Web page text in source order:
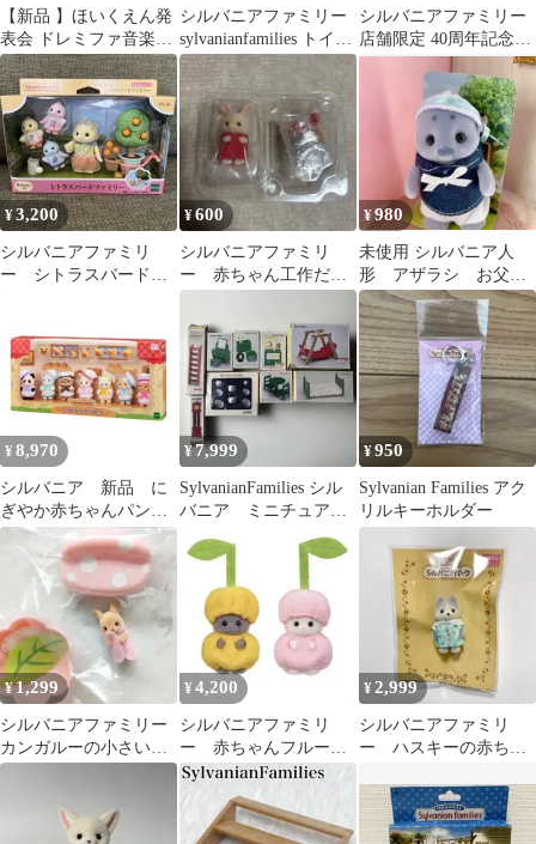
【新品 】ほいくえん発
表会 ドレミファ音楽
隊 メイプルネコの赤
ちゃん
シルバニアファミリー
sylvanianfamilies トイプ
ードル 赤ちゃん
シルバニアファミリー
店舗限定 40周年記念商
品 にぎやかモンスター
¥3,200
シルバニアファミリ
ー シトラスバード
¥600
シルバニアファミリ
ー 赤ちゃん工作だい
¥980
未使用 シルバニア人
形 アザラシ お父さ
ん 大人サイズ 服付
き
¥ 8,970
シルバニア 新品 に
ぎやか赤ちゃんパン屋
さん SylvanianFamilies
¥7,999
SylvanianFamilies シル
バニア ミニチュア
家具 ブランコ 初期
¥950
Sylvanian Families アク
リルキーホルダー
¥1,299
シルバニアファミリー
カンガルーの小さい赤
ちゃん お花のベット き
¥ 4,200
シルバニアファミリ
ー 赤ちゃんフルーツ
パーティー
¥2,999
シルバニアファミリ
ー ハスキーの赤ちゃ